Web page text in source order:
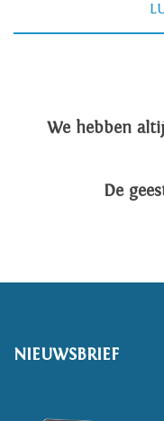
We hebben
De
NIEUWSBRIEF